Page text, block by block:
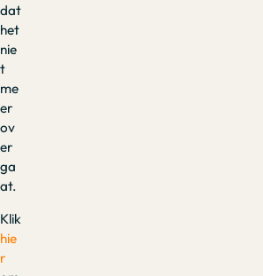
dat
het
nie
t
me
er
ov
er
ga
at.
Klik
hie
r